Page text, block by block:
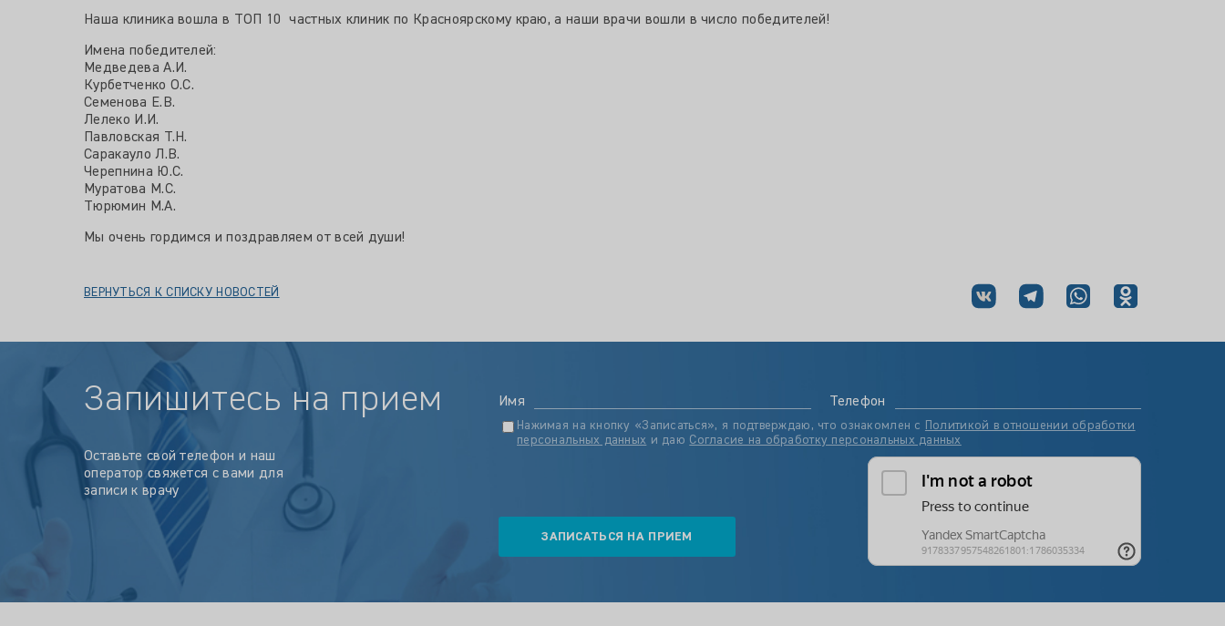
Наша клиника вошла в ТОП 10 частных клиник по Красноярскому краю, а наши врачи вошли в число победителей!
Имена победителей:
Медведева А.И.
Курбетченко О.С.
Семенова Е.В.
Лелеко И.И.
Павловская Т.Н.
Саракауло Л.В.
Черепнина Ю.С.
Муратова М.С.
Тюрюмин М.А.
Мы очень гордимся и поздравляем от всей души!
ВЕРНУТЬСЯ К СПИСКУ НОВОСТЕЙ
Запишитесь на прием
Оставьте свой телефон и наш
оператор свяжется с вами для
записи к врачу
Имя Телефон
Нажимая на кнопку «Записаться», я подтверждаю, что ознакомлен с
Политикой в отношении обработки
персональных данных и даю Согласие на обработку персональных данных